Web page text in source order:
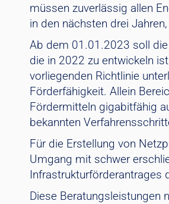
müssen zuverlässig allen
in den nächsten drei
Ab dem 01.01.2023 soll
die in 2022 zu entwickeln
vorliegenden Richtlinie
Förderfähigkeit. Allein
Fördermitteln gigabitfähig
bekannten
Für die Erstellung von
Umgang mit schwer
Infrastrukturförderantrages
Diese Beratungsleistungen